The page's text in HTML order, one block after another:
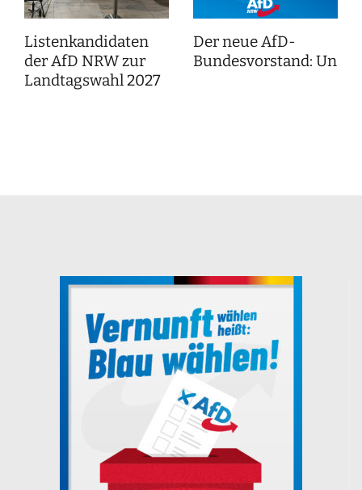
Listenkandidaten
der AfD NRW zur
Landtagswahl 2027
Der neue AfD-
Bundesvorstand: